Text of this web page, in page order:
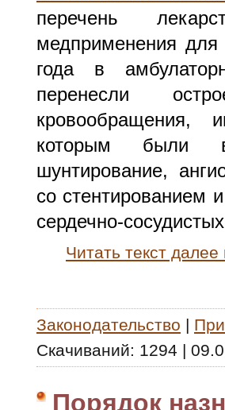
перечень
медприменения для
года в
перенесли
кровообращения,
которым были
шунтирование,
со стентированием
сердечно-
Читать текст
Законодательство |
Скачиваний: 1294 |
Порядок